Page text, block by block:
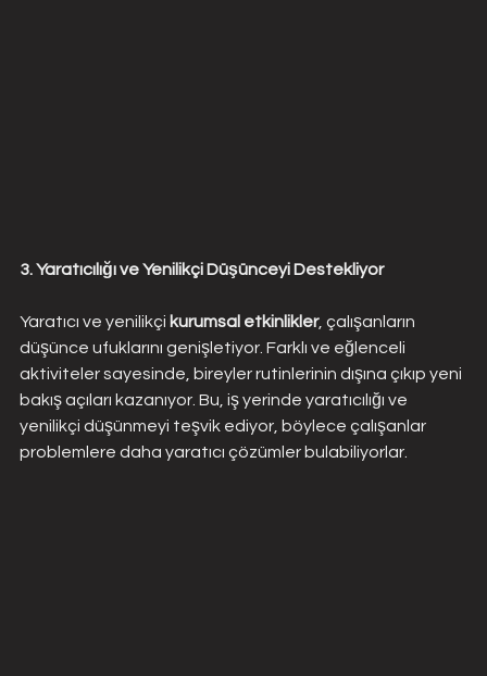
3. Yaratıcılığı ve Yenilikçi Düşünceyi Destekliyor
Yaratıcı ve yenilikçi kurumsal etkinlikler, çalışanların
düşünce ufuklarını genişletiyor. Farklı ve eğlenceli
aktiviteler sayesinde, bireyler rutinlerinin dışına çıkıp yeni
bakış açıları kazanıyor. Bu, iş yerinde yaratıcılığı ve
yenilikçi düşünmeyi teşvik ediyor, böylece çalışanlar
problemlere daha yaratıcı çözümler bulabiliyorlar.